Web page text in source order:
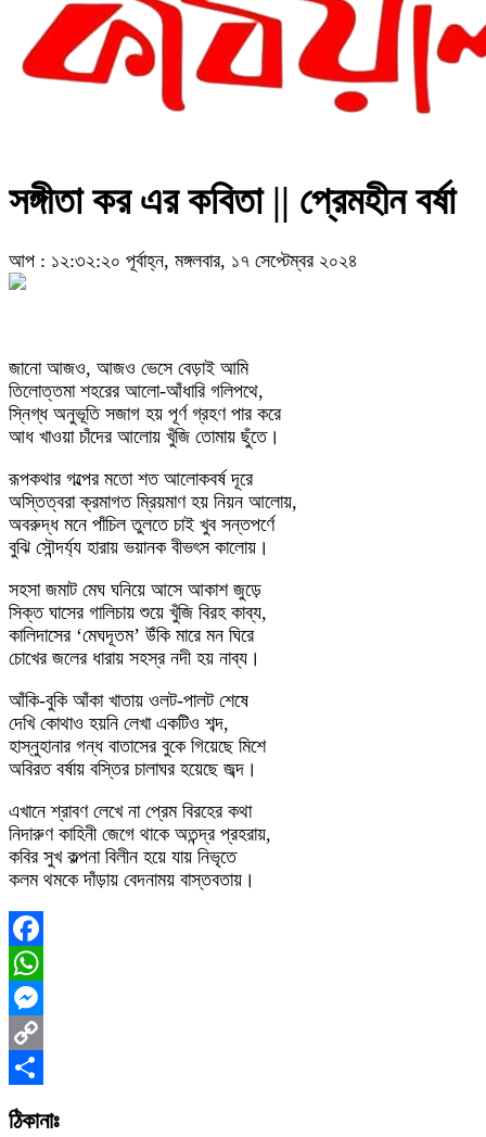
সঙ্গীতা কর এর কবিতা || প্রেমহীন বর্ষা
আপ : ১২:৩২:২০ পূর্বাহ্ন, মঙ্গলবার, ১৭ সেপ্টেম্বর ২০২৪
জানো আজও, আজও ভেসে বেড়াই আমি
তিলোত্তমা শহরের আলো-আঁধারি গলিপথে,
স্নিগ্ধ অনুভূতি সজাগ হয় পূর্ণ গ্রহণ পার করে
আধ খাওয়া চাঁদের আলোয় খুঁজি তোমায় ছুঁতে।
রূপকথার গল্পের মতো শত আলোকবর্ষ দূরে
অস্তিত্বরা ক্রমাগত ম্রিয়মাণ হয় নিয়ন আলোয়,
অবরুদ্ধ মনে পাঁচিল তুলতে চাই খুব সন্তপর্ণে
বুঝি সৌন্দর্য্য হারায় ভয়ানক বীভৎস কালোয়।
সহসা জমাট মেঘ ঘনিয়ে আসে আকাশ জুড়ে
সিক্ত ঘাসের গালিচায় শুয়ে খুঁজি বিরহ কাব্য,
কালিদাসের ‘মেঘদূতম’ উঁকি মারে মন ঘিরে
চোখের জলের ধারায় সহস্র নদী হয় নাব্য।
আঁকি-বুকি আঁকা খাতায় ওলট-পালট শেষে
দেখি কোথাও হয়নি লেখা একটিও শব্দ,
হাস্নুহানার গন্ধ বাতাসের বুকে গিয়েছে মিশে
অবিরত বর্ষায় বস্তির চালাঘর হয়েছে জব্দ।
এখানে শ্রাবণ লেখে না প্রেম বিরহের কথা
নিদারুণ কাহিনী জেগে থাকে অতন্দ্র প্রহরায়,
কবির সুখ কল্পনা বিলীন হয়ে যায় নিভৃতে
কলম থমকে দাঁড়ায় বেদনাময় বাস্তবতায়।
Facebook
WhatsApp
Messenger
Copy
Link
Share
ঠিকানাঃ